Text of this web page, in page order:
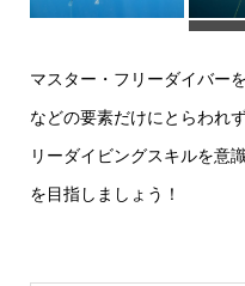
マスター・フリーダイバー
などの要素だけにとらわれ
リーダイビングスキルを意
を目指しましょう！